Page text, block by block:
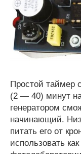
Простой таймер
(2 — 40) минут на
генератором
начинающий.
питать его от
использовать